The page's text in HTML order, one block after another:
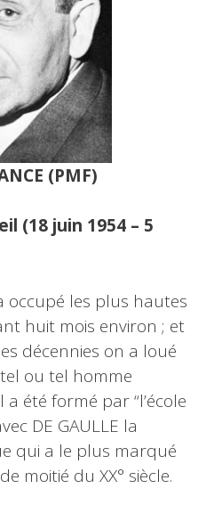
(PMF)
(18 juin 1954 – 5
occupé les plus hautes
huit mois environ ; et
décennies on a loué
ou tel homme
été formé par “l’école
DE GAULLE la
qui a le plus marqué
moitié du XX° siècle.